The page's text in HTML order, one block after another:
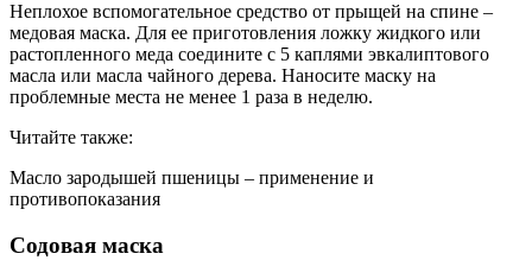
Неплохое вспомогательное средство от прыщей на спине –
медовая маска. Для ее приготовления ложку жидкого или
растопленного меда соедините с 5 каплями эвкалиптового
масла или масла чайного дерева. Наносите маску на
проблемные места не менее 1 раза в неделю.
Читайте также:
Масло зародышей пшеницы – применение и
противопоказания
Содовая маска